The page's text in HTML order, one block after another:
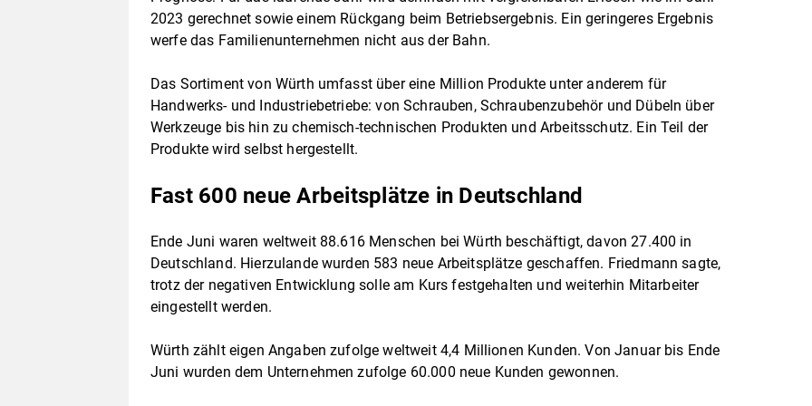
2023 gerechnet sowie einem Rückgang beim Betriebsergebnis. Ein geringeres Ergebnis
werfe das Familienunternehmen nicht aus der Bahn.
Das Sortiment von Würth umfasst über eine Million Produkte unter anderem für
Handwerks- und Industriebetriebe: von Schrauben, Schraubenzubehör und Dübeln über
Werkzeuge bis hin zu chemisch-technischen Produkten und Arbeitsschutz. Ein Teil der
Produkte wird selbst hergestellt.
Fast 600 neue Arbeitsplätze in Deutschland
Ende Juni waren weltweit 88.616 Menschen bei Würth beschäftigt, davon 27.400 in
Deutschland. Hierzulande wurden 583 neue Arbeitsplätze geschaffen. Friedmann sagte,
trotz der negativen Entwicklung solle am Kurs festgehalten und weiterhin Mitarbeiter
eingestellt werden.
Würth zählt eigen Angaben zufolge weltweit 4,4 Millionen Kunden. Von Januar bis Ende
Juni wurden dem Unternehmen zufolge 60.000 neue Kunden gewonnen.